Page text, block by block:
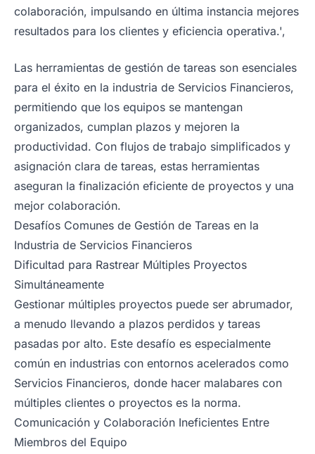
colaboración, impulsando en última instancia mejores
resultados para los clientes y eficiencia operativa.',
Las herramientas de gestión de tareas son esenciales
para el éxito en la industria de Servicios Financieros,
permitiendo que los equipos se mantengan
organizados, cumplan plazos y mejoren la
productividad. Con flujos de trabajo simplificados y
asignación clara de tareas, estas herramientas
aseguran la finalización eficiente de proyectos y una
mejor colaboración.
Desafíos Comunes de Gestión de Tareas en la
Industria de Servicios Financieros
Dificultad para Rastrear Múltiples Proyectos
Simultáneamente
Gestionar múltiples proyectos puede ser abrumador,
a menudo llevando a plazos perdidos y tareas
pasadas por alto. Este desafío es especialmente
común en industrias con entornos acelerados como
Servicios Financieros, donde hacer malabares con
múltiples clientes o proyectos es la norma.
Comunicación y Colaboración Ineficientes Entre
Miembros del Equipo